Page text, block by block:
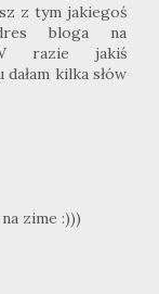
z tym jakiegoś
bloga na
razie jakiś
kilka słów
zime :)))